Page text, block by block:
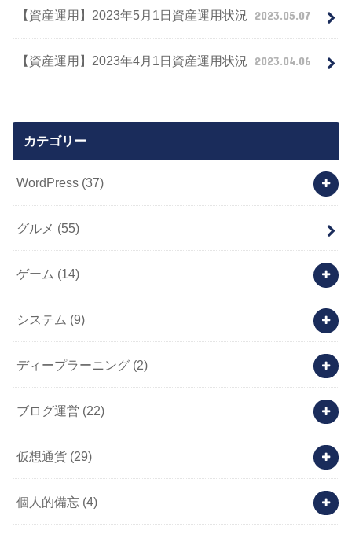
【資産運用】2023年5月1日資産運用状況 2023.05.07
【資産運用】2023年4月1日資産運用状況 2023.04.06
カテゴリー
WordPress (37)
グルメ (55)
ゲーム (14)
システム (9)
ディープラーニング (2)
ブログ運営 (22)
仮想通貨 (29)
個人的備忘 (4)